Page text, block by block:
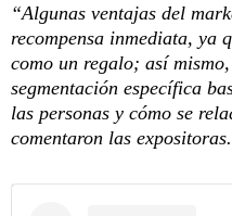
“Algunas ventajas del
recompensa inmediata, ya
como un regalo; así
segmentación específica
las personas y cómo se
comentaron las expositoras.